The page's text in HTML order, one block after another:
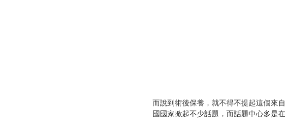
而說到術後保養，就不得不提起這個來
國國家掀起不少話題，而話題中心多是在